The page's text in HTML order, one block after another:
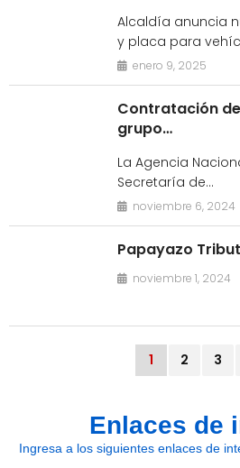
Alcaldía anuncia
y placa para
enero 9, 2025
Contratación
grupo…
La Agencia
Secretaría de…
noviembre 6, 2024
Papayazo
noviembre 1, 2024
1 2 3
Enlaces de
Ingresa a los siguientes enlaces de